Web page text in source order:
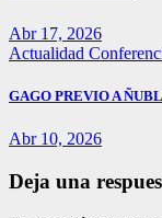
Abr 17, 2026
Actualidad
GAGO PREVIO A
Abr 10, 2026
Deja una